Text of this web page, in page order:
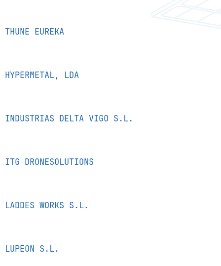
THUNE EUREKA
HYPERMETAL, LDA
INDUSTRIAS DELTA VIGO S.L.
ITG DRONESOLUTIONS
LADDES WORKS S.L.
LUPEON S.L.